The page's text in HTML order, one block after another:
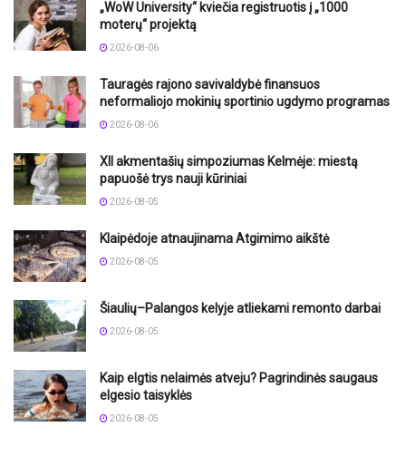
„WoW University“ kviečia registruotis į „1000
moterų“ projektą
2026-08-06
Tauragės rajono savivaldybė finansuos
neformaliojo mokinių sportinio ugdymo programas
2026-08-06
XII akmentašių simpoziumas Kelmėje: miestą
papuošė trys nauji kūriniai
2026-08-05
Klaipėdoje atnaujinama Atgimimo aikštė
2026-08-05
Šiaulių–Palangos kelyje atliekami remonto darbai
2026-08-05
Kaip elgtis nelaimės atveju? Pagrindinės saugaus
elgesio taisyklės
2026-08-05